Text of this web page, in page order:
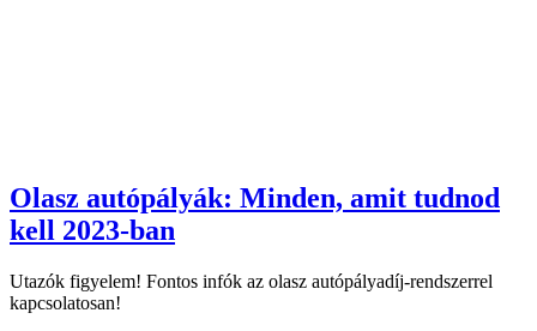
Olasz autópályák: Minden, amit tudnod
kell 2023-ban
Utazók figyelem! Fontos infók az olasz autópályadíj-rendszerrel
kapcsolatosan!